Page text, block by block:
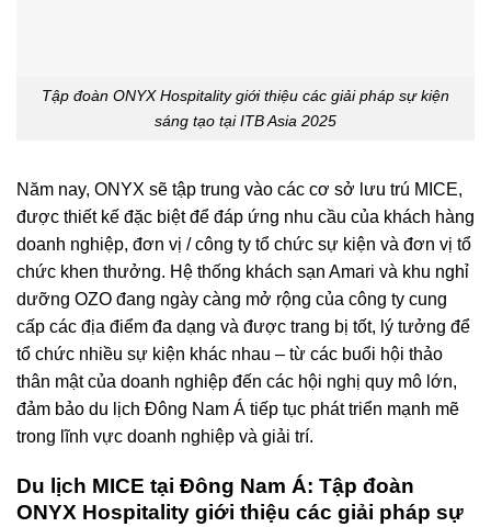
Tập đoàn ONYX Hospitality giới thiệu các giải pháp sự kiện
sáng tạo tại ITB Asia 2025
Năm nay, ONYX sẽ tập trung vào các cơ sở lưu trú MICE,
được thiết kế đặc biệt để đáp ứng nhu cầu của khách hàng
doanh nghiệp, đơn vị / công ty tổ chức sự kiện và đơn vị tổ
chức khen thưởng. Hệ thống khách sạn Amari và khu nghỉ
dưỡng OZO đang ngày càng mở rộng của công ty cung
cấp các địa điểm đa dạng và được trang bị tốt, lý tưởng để
tổ chức nhiều sự kiện khác nhau – từ các buổi hội thảo
thân mật của doanh nghiệp đến các hội nghị quy mô lớn,
đảm bảo du lịch Đông Nam Á tiếp tục phát triển mạnh mẽ
trong lĩnh vực doanh nghiệp và giải trí.
Du lịch MICE tại Đông Nam Á: Tập đoàn
ONYX Hospitality giới thiệu các giải pháp sự